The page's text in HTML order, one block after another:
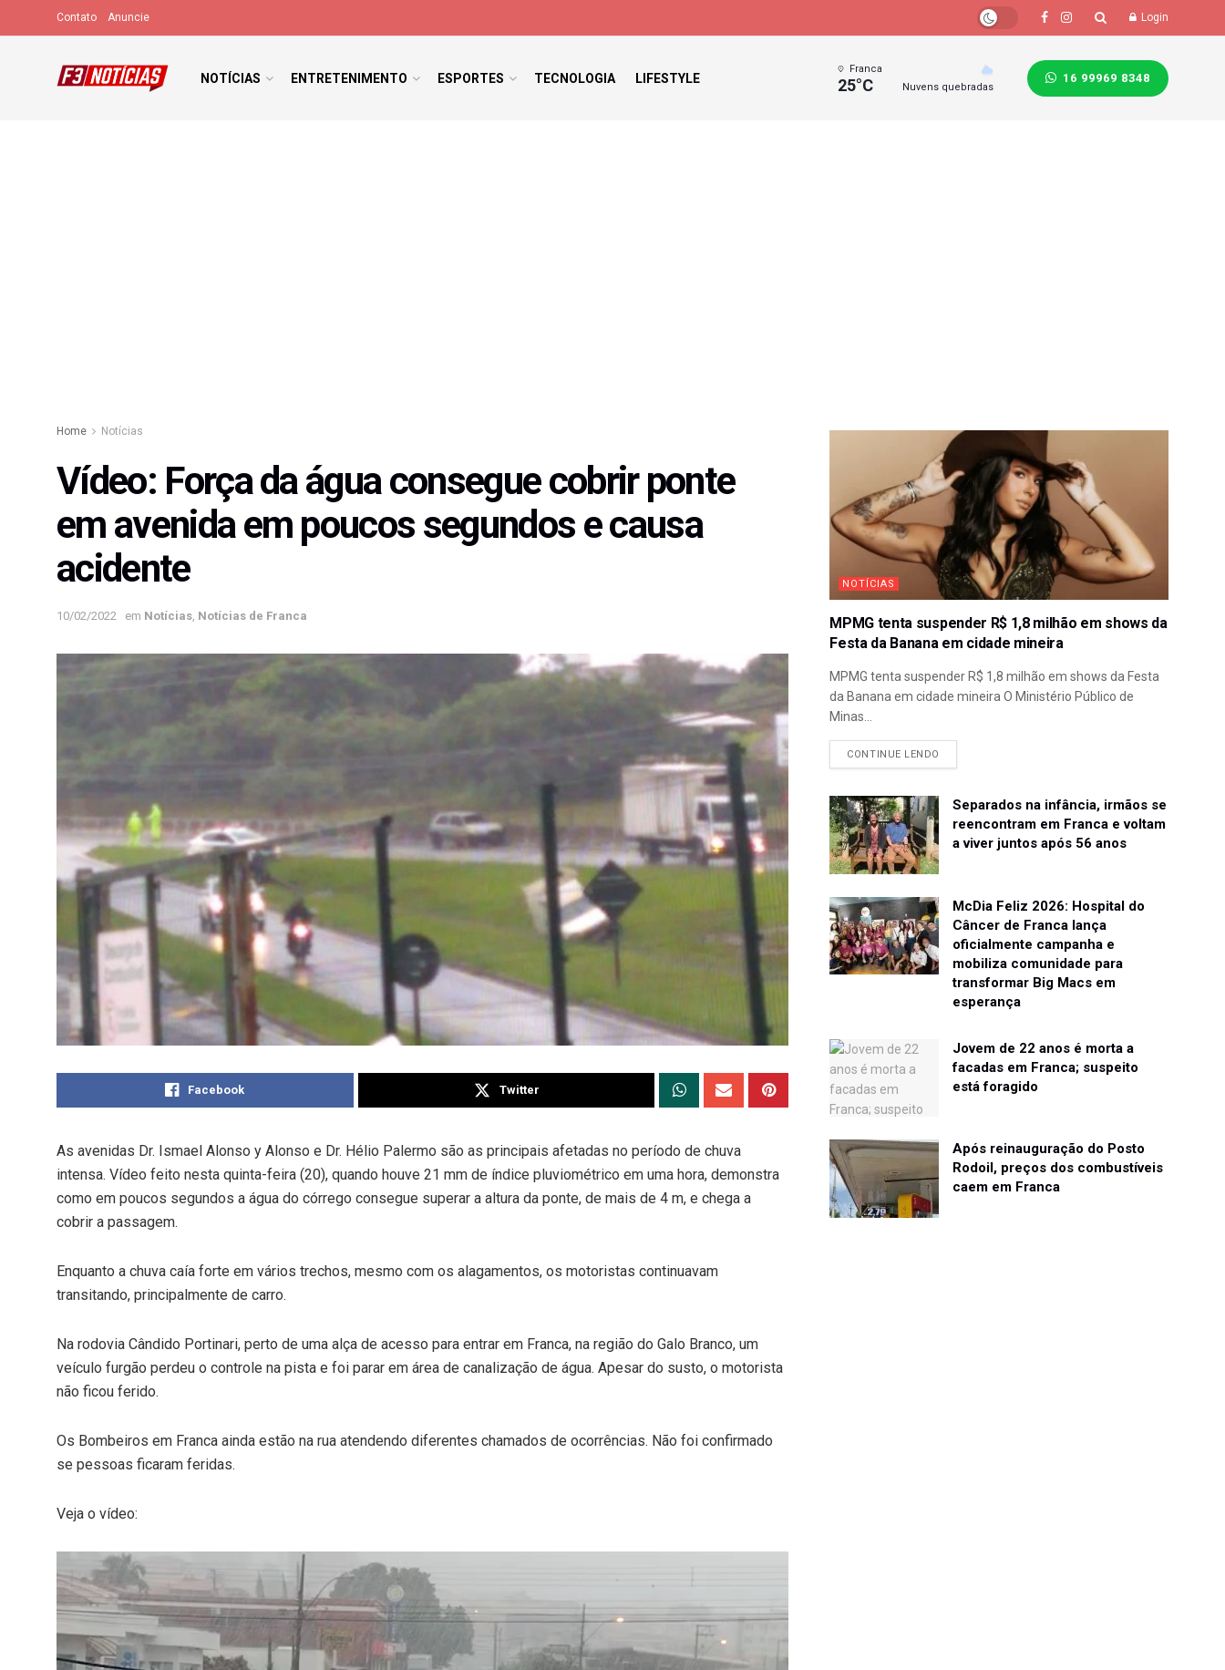
Contato Anuncie Login
NOTÍCIAS ENTRETENIMENTO ESPORTES TECNOLOGIA LIFESTYLE
Franca
25°C Nuvens quebradas
16 99969 8348
Home Notícias
Vídeo: Força da água consegue cobrir ponte
em avenida em poucos segundos e causa
acidente
10/02/2022 em Notícias Notícias de Franca
Facebook Twitter
As avenidas Dr. Ismael Alonso y Alonso e Dr. Hélio Palermo são as principais afetadas no período de chuva
intensa. Vídeo feito nesta quinta-feira (20), quando houve 21 mm de índice pluviométrico em uma hora, demonstra
como em poucos segundos a água do córrego consegue superar a altura da ponte, de mais de 4 m, e chega a
cobrir a passagem.
Enquanto a chuva caía forte em vários trechos, mesmo com os alagamentos, os motoristas continuavam
transitando, principalmente de carro.
Na rodovia Cândido Portinari, perto de uma alça de acesso para entrar em Franca, na região do Galo Branco, um
veículo furgão perdeu o controle na pista e foi parar em área de canalização de água. Apesar do susto, o motorista
não ficou ferido.
Os Bombeiros em Franca ainda estão na rua atendendo diferentes chamados de ocorrências. Não foi confirmado
se pessoas ficaram feridas.
Veja o vídeo:
Tocador
de
vídeo
NOTÍCIAS
MPMG tenta suspender R$ 1,8 milhão em shows da
Festa da Banana em cidade mineira
MPMG tenta suspender R$ 1,8 milhão em shows da Festa
da Banana em cidade mineira O Ministério Público de
Minas...
CONTINUE LENDO
Separados na infância, irmãos se
reencontram em Franca e voltam
a viver juntos após 56 anos
McDia Feliz 2026: Hospital do
Câncer de Franca lança
oficialmente campanha e
mobiliza comunidade para
transformar Big Macs em
esperança
Jovem de 22 anos é morta a
facadas em Franca; suspeito
está foragido
Após reinauguração do Posto
Rodoil, preços dos combustíveis
caem em Franca